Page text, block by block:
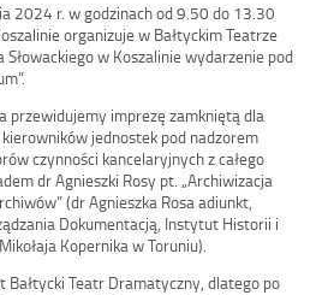
2024 r. w godzinach od 9.50 do 13.30
organizuje w Bałtyckim Teatrze
w Koszalinie wydarzenie pod
przewidujemy imprezę zamkniętą dla
jednostek pod nadzorem
czynności kancelaryjnych z całego
dr Agnieszki Rosy pt. „Archiwizacja
(dr Agnieszka Rosa adiunkt,
Dokumentacją, Instytut Historii i
Kopernika w Toruniu).
Teatr Dramatyczny, dlatego po